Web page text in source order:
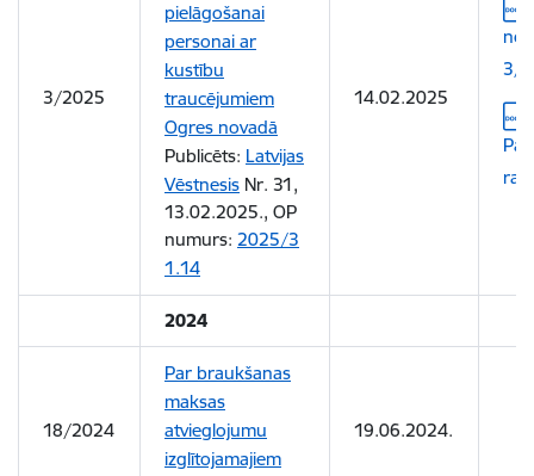
3/2025
pielāgošanai
personai ar
kustību
traucējumiem
Ogres novadā
Publicēts: Latvijas
Vēstnesis Nr. 31,
13.02.2025., OP
numurs: 2025/3
1.14
14.02.2025
3/
2024
18/2024
Par braukšanas
maksas
atvieglojumu
izglītojamajiem
19.06.2024.